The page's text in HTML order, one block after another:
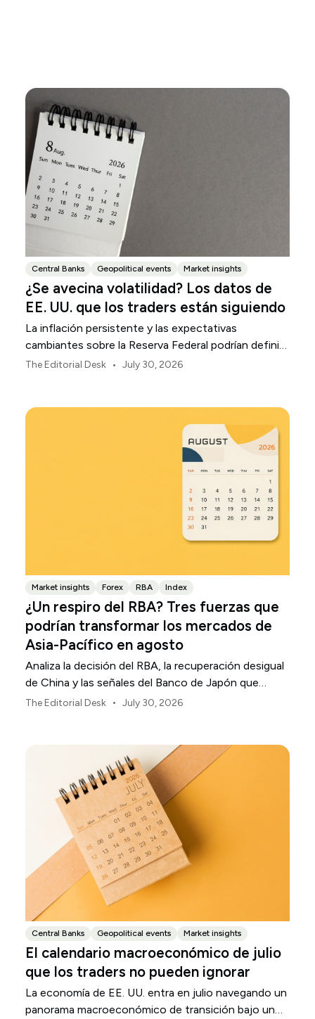
Central Banks Geopolitical events Market insights
¿Se avecina volatilidad? Los datos de
EE. UU. que los traders están siguiendo
La inflación persistente y las expectativas
cambiantes sobre la Reserva Federal podrían definir
la volatilidad del mercado estadounidense durante
The Editorial Desk • July 30, 2026
Market insights Forex RBA Index
¿Un respiro del RBA? Tres fuerzas que
podrían transformar los mercados de
Asia-Pacífico en agosto
Analiza la decisión del RBA, la recuperación desigual
de China y las señales del Banco de Japón que
están definiendo los mercados, las divisas y el riesgo
The Editorial Desk • July 30, 2026
Central Banks Geopolitical events Market insights
El calendario macroeconómico de julio
que los traders no pueden ignorar
La economía de EE. UU. entra en julio navegando un
panorama macroeconómico de transición bajo un